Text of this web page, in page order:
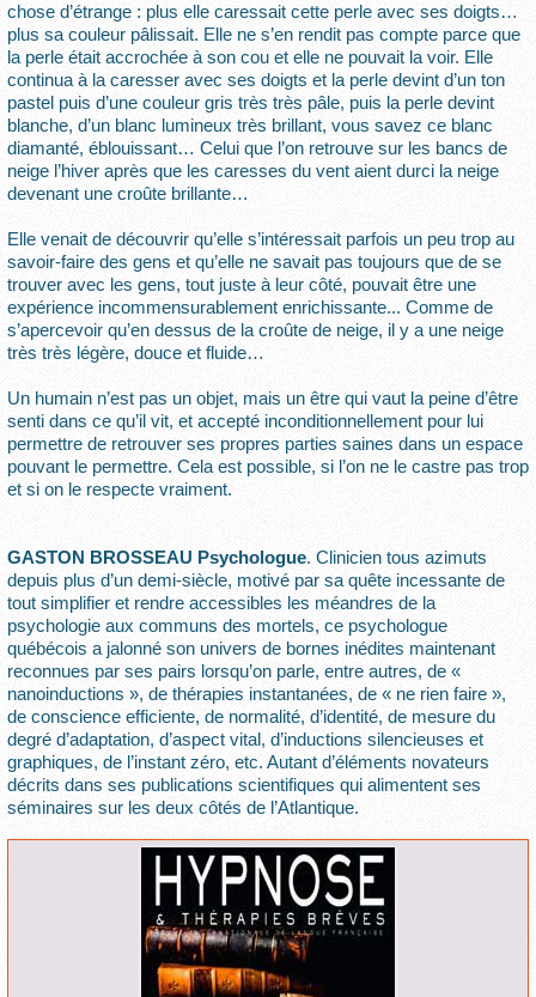
chose d’étrange : plus elle caressait cette perle avec ses doigts…
plus sa couleur pâlissait. Elle ne s’en rendit pas compte parce que
la perle était accrochée à son cou et elle ne pouvait la voir. Elle
continua à la caresser avec ses doigts et la perle devint d’un ton
pastel puis d’une couleur gris très très pâle, puis la perle devint
blanche, d’un blanc lumineux très brillant, vous savez ce blanc
diamanté, éblouissant… Celui que l’on retrouve sur les bancs de
neige l’hiver après que les caresses du vent aient durci la neige
devenant une croûte brillante…
Elle venait de découvrir qu’elle s’intéressait parfois un peu trop au
savoir-faire des gens et qu’elle ne savait pas toujours que de se
trouver avec les gens, tout juste à leur côté, pouvait être une
expérience incommensurablement enrichissante... Comme de
s’apercevoir qu’en dessus de la croûte de neige, il y a une neige
très très légère, douce et fluide…
Un humain n’est pas un objet, mais un être qui vaut la peine d’être
senti dans ce qu’il vit, et accepté inconditionnellement pour lui
permettre de retrouver ses propres parties saines dans un espace
pouvant le permettre. Cela est possible, si l’on ne le castre pas trop
et si on le respecte vraiment.
GASTON BROSSEAU Psychologue. Clinicien tous azimuts
depuis plus d’un demi-siècle, motivé par sa quête incessante de
tout simplifier et rendre accessibles les méandres de la
psychologie aux communs des mortels, ce psychologue
québécois a jalonné son univers de bornes inédites maintenant
reconnues par ses pairs lorsqu’on parle, entre autres, de «
nanoinductions », de thérapies instantanées, de « ne rien faire »,
de conscience efficiente, de normalité, d’identité, de mesure du
degré d’adaptation, d’aspect vital, d’inductions silencieuses et
graphiques, de l’instant zéro, etc. Autant d’éléments novateurs
décrits dans ses publications scientifiques qui alimentent ses
séminaires sur les deux côtés de l’Atlantique.